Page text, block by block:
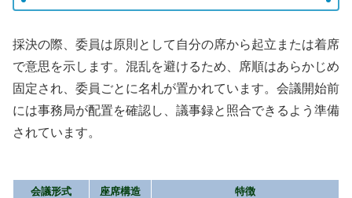
採決の際、委員は原則として自分の席から起立または着席
で意思を示します。混乱を避けるため、席順はあらかじめ
固定され、委員ごとに名札が置かれています。会議開始前
には事務局が配置を確認し、議事録と照合できるよう準備
されています。
会議形式 座席構造
特徴